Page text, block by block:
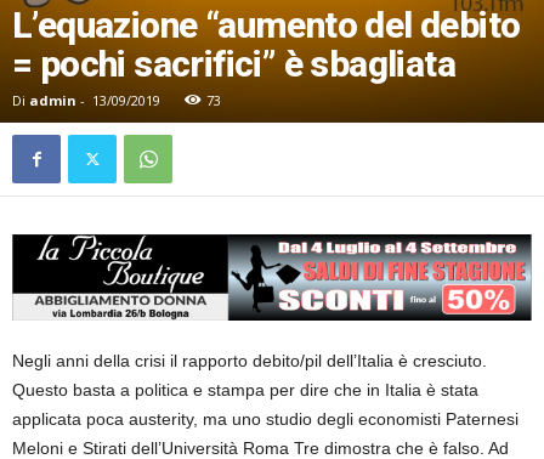
L’equazione “aumento del debito
= pochi sacrifici” è sbagliata
Di admin - 13/09/2019 73
Negli anni della crisi il rapporto debito/pil dell’Italia è cresciuto.
Questo basta a politica e stampa per dire che in Italia è stata
applicata poca austerity, ma uno studio degli economisti Paternesi
Meloni e Stirati dell’Università Roma Tre dimostra che è falso. Ad